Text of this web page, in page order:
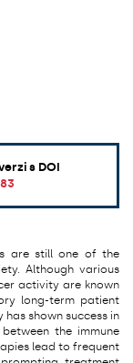
s DOI
are still one of the
Although various
activity are known
long-term patient
shown success in
the immune
lead to frequent